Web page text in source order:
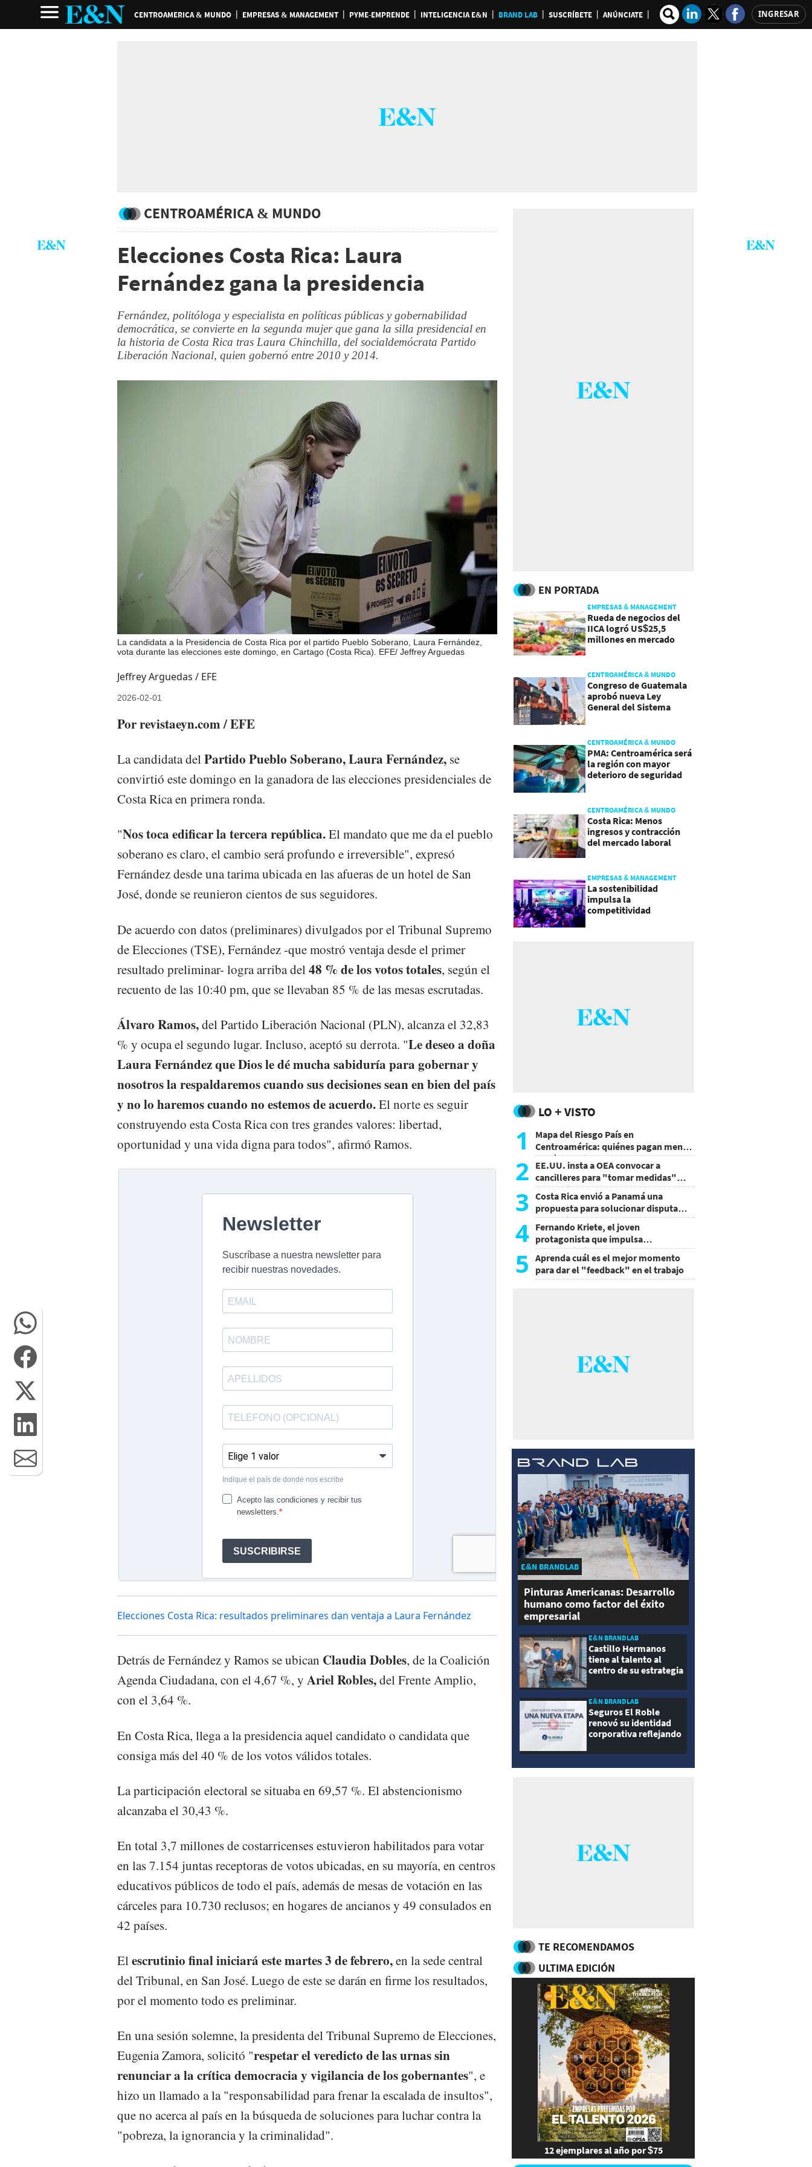
CENTROAMERICA & MUNDO EMPRESAS & MANAGEMENT PYME-EMPRENDE INTELIGENCIA E&N BRAND LAB SUSCRÍBETE ANÚNCIATE INGRESAR
CENTROAMÉRICA & MUNDO
Elecciones Costa Rica: Laura
Fernández gana la presidencia
Fernández, politóloga y especialista en políticas públicas y gobernabilidad
democrática, se convierte en la segunda mujer que gana la silla presidencial en
la historia de Costa Rica tras Laura Chinchilla, del socialdemócrata Partido
Liberación Nacional, quien gobernó entre 2010 y 2014.
La candidata a la Presidencia de Costa Rica por el partido Pueblo Soberano, Laura Fernández,
vota durante las elecciones este domingo, en Cartago (Costa Rica). EFE/ Jeffrey Arguedas
Jeffrey Arguedas / EFE
2026-02-01
Por revistaeyn.com / EFE
La candidata delPartido Pueblo Soberano, Laura Fernández, se
convirtió este domingo en la ganadora de las elecciones presidenciales de
Costa Rica en primera ronda.
"Nos toca edificar la tercera república.El mandato que me da el pueblo
soberano es claro, el cambio será profundo e irreversible", expresó
Fernández desde una tarima ubicada en las afueras de un hotel de San
José, donde se reunieron cientos de sus seguidores.
De acuerdo con datos (preliminares) divulgados por el Tribunal Supremo
de Elecciones (TSE), Fernández -que mostró ventaja desde el primer
resultado preliminar- logra arriba del 48 % de los votos totales, según el
recuento de las 10:40 pm, que se llevaban 85 % de las mesas escrutadas.
Álvaro Ramos,del Partido Liberación Nacional (PLN), alcanza el 32,83
% y ocupa el segundo lugar. Incluso, aceptó su derrota. "Le deseo a doña
Laura Fernández que Dios le dé mucha sabiduría para gobernar y
nosotros la respaldaremos cuando sus decisiones sean en bien del país
y no lo haremos cuando no estemos de acuerdo.El norte es seguir
construyendo esta Costa Rica con tres grandes valores: libertad,
oportunidad y una vida digna para todos", afirmó Ramos.
Elecciones Costa Rica: resultados preliminares dan ventaja a Laura Fernández
Detrás de Fernández y Ramos se ubican Claudia Dobles, de la Coalición
Agenda Ciudadana, con el 4,67 %, y Ariel Robles,del Frente Amplio,
con el 3,64 %.
En Costa Rica, llega a la presidencia aquel candidato o candidata que
consiga más del 40 % de los votos válidos totales.
La participación electoral se situaba en 69,57 %. El abstencionismo
alcanzaba el 30,43 %.
En total 3,7 millones de costarricenses estuvieron habilitados para votar
en las 7.154 juntas receptoras de votos ubicadas, en su mayoría, en centros
educativos públicos de todo el país, además de mesas de votación en las
cárceles para 10.730 reclusos; en hogares de ancianos y 49 consulados en
42 países.
Elescrutinio final iniciará este martes 3 de febrero,en la sede central
del Tribunal, en San José. Luego de este se darán en firme los resultados,
por el momento todo es preliminar.
En una sesión solemne, la presidenta del Tribunal Supremo de Elecciones,
Eugenia Zamora, solicitó "respetar el veredicto de las urnas sin
renunciar a la crítica democracia y vigilancia de los gobernantes", e
hizo un llamado a la "responsabilidad para frenar la escalada de insultos",
que no acerca al país en la búsqueda de soluciones para luchar contra la
"pobreza, la ignorancia y la criminalidad".
EN PORTADA
EMPRESAS & MANAGEMENT
Rueda de negocios del
IICA logró US$25,5
millones en mercado
CENTROAMÉRICA & MUNDO
Congreso de Guatemala
aprobó nueva Ley
General del Sistema
CENTROAMÉRICA & MUNDO
PMA: Centroamérica será
la región con mayor
deterioro de seguridad
CENTROAMÉRICA & MUNDO
Costa Rica: Menos
ingresos y contracción
del mercado laboral
EMPRESAS & MANAGEMENT
La sostenibilidad
impulsa la
competitividad
LO + VISTO
1
Mapa del Riesgo País en
Centroamérica: quiénes pagan menos
y cuáles mejoraron
2 EE.UU. insta a OEA convocar a
cancilleres para "tomar medidas"
sobre Nicaragua
3 Costa Rica envió a Panamá una
propuesta para solucionar disputa
comercial
4 Fernando Kriete, el joven
protagonista que impulsa
emprendimientos y talentos
tecnológicos
5
Aprenda cuál es el mejor momento
para dar el "feedback" en el trabajo
E&N BRANDLAB
Pinturas Americanas: Desarrollo
humano como factor del éxito
empresarial
E&N BRANDLAB
Castillo Hermanos
tiene al talento al
centro de su estrategia
E&N BRANDLAB
Seguros El Roble
renovó su identidad
corporativa reflejando
modernidad
TE RECOMENDAMOS
ULTIMA EDICIÓN
12 ejemplares al año por $75